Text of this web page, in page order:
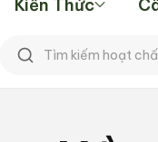
Kiến Thức
Tìm